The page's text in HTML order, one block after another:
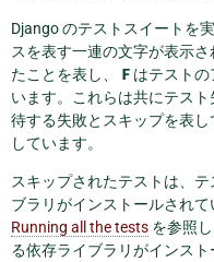
Django のテストスイートを
スを表す一連の文字が表示さ
たことを表し、 F はテスト
います。これらは共にテスト
待する失敗とスキップを表
しています。
スキップされたテストは、
ブラリがインストールされ
Running all the tests を参照
る依存ライブラリがインス